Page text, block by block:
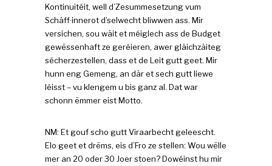
Kontinuitéit, well d’Zesummesetzung vum
Schäff·innerot d’selwecht bliwwen ass. Mir
versichen, sou wäit et méiglech ass de Budget
gewëssenhaft ze geréieren, awer gläichzäiteg
sécherzestellen, dass et de Leit gutt geet. Mir
hunn eng Gemeng, an där et sech gutt liewe
léisst – vu klengem u bis ganz al. Dat war
schonn ëmmer eist Motto.
NM: Et gouf scho gutt Viraarbecht geleescht.
Elo geet et drëms, eis d’Fro ze stellen: Wou wëlle
mer an 20 oder 30 Joer stoen? Dowéinst hu mir